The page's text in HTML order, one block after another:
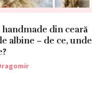
din ceară
albine – de ce, unde